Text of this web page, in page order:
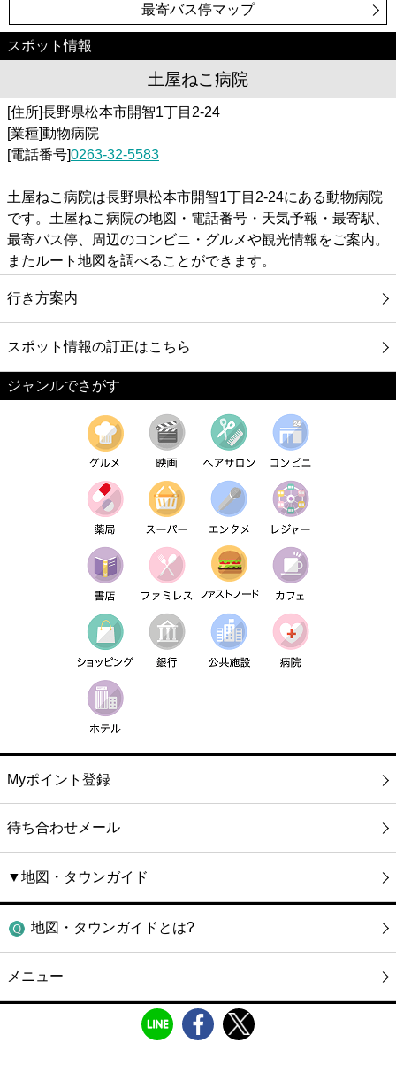
最寄バス停マップ
スポット情報
土屋ねこ病院
[住所]長野県松本市開智1丁目2-24
[業種]動物病院
[電話番号]0263-32-5583
土屋ねこ病院は長野県松本市開智1丁目2-24にある動物病院
です。土屋ねこ病院の地図・電話番号・天気予報・最寄駅、
最寄バス停、周辺のコンビニ・グルメや観光情報をご案内。
またルート地図を調べることができます。
行き方案内
スポット情報の訂正はこちら
ジャンルでさがす
Myポイント登録
待ち合わせメール
▼地図・タウンガイド
地図・タウンガイドとは?
メニュー